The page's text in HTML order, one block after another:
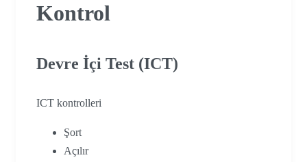
Kontrol
Devre İçi Test (ICT)
ICT kontrolleri
Şort
Açılır